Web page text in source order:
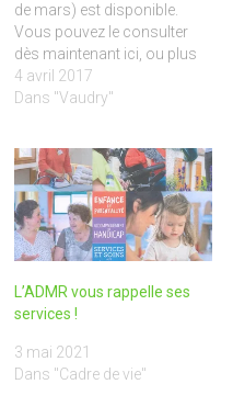
de mars) est disponible.
Vous pouvez le consulter
dès maintenant ici, ou plus
tard sur cette page. Sachez
aussi qu'une nouvelle lettre
attendant vous pouvez la
retrouver dès maintenant
sur la page d'accueil de
notre…
4 avril 2017
Dans "Vaudry"
L’ADMR vous rappelle ses
services !
3 mai 2021
Dans "Cadre de vie"